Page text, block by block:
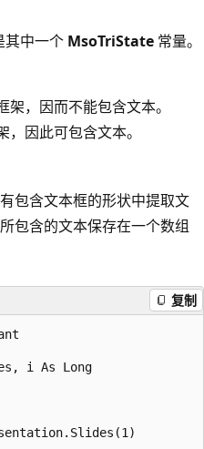
其中一个 MsoTriState 常量。
，因而不能包含文本。
因此可包含文本。
包含文本框的形状中提取文
包含的文本保存在一个数组
复制
i As Long